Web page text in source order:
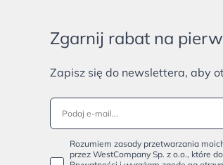
Zgarnij rabat na
Zapisz się do newslettera, aby
Rozumiem zasady przetwarzania
przez WestCompany Sp. z o.o., które